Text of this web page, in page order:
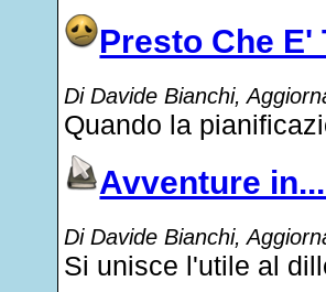
Presto Che E'
Di Davide Bianchi,
Quando la
Avventure
Di Davide Bianchi,
Si unisce l'utile al